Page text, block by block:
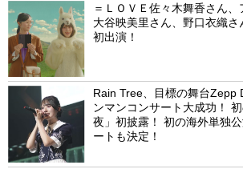
＝ＬＯＶＥ佐々木舞香さん、
大谷映美里さん、野口衣織
初出演！
Rain Tree、目標の舞台Zepp
ンマンコンサート大成功！
夜」初披露！ 初の海外単独
ートも決定！